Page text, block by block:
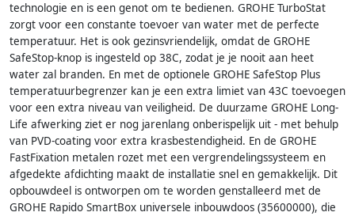
technologie en is een genot om te bedienen. GROHE TurboStat
zorgt voor een constante toevoer van water met de perfecte
temperatuur. Het is ook gezinsvriendelijk, omdat de GROHE
SafeStop-knop is ingesteld op 38C, zodat je je nooit aan heet
water zal branden. En met de optionele GROHE SafeStop Plus
temperatuurbegrenzer kan je een extra limiet van 43C toevoegen
voor een extra niveau van veiligheid. De duurzame GROHE Long-
Life afwerking ziet er nog jarenlang onberispelijk uit - met behulp
van PVD-coating voor extra krasbestendigheid. En de GROHE
FastFixation metalen rozet met een vergrendelingssysteem en
afgedekte afdichting maakt de installatie snel en gemakkelijk. Dit
opbouwdeel is ontworpen om te worden genstalleerd met de
GROHE Rapido SmartBox universele inbouwdoos (35600000), die